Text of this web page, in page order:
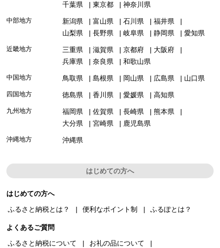
千葉県
東京都 神奈川県
中部地方 新潟県 富山県 石川県
福井県
山梨県
長野県 岐阜県 静岡県 愛知県
近畿地方 三重県 滋賀県 京都府
大阪府
兵庫県
奈良県 和歌山県
中国地方 鳥取県 島根県 岡山県 広島県 山口県
四国地方 徳島県 香川県 愛媛県 高知県
九州地方 福岡県 佐賀県 長崎県
熊本県
大分県
宮崎県 鹿児島県
沖縄地方 沖縄県
はじめての方へ
はじめての方へ
ふるさと納税とは？
便利なポイント制 ふるぽとは？
よくあるご質問
ふるさと納税について
お礼の品について